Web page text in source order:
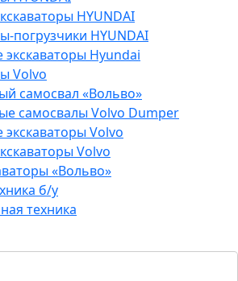
HYUNDAI
погрузчики HYUNDAI
экскаваторы Hyundai
Volvo
самосвал «Вольво»
самосвалы Volvo Dumper
экскаваторы Volvo
Volvo
«Вольво»
б/у
техника